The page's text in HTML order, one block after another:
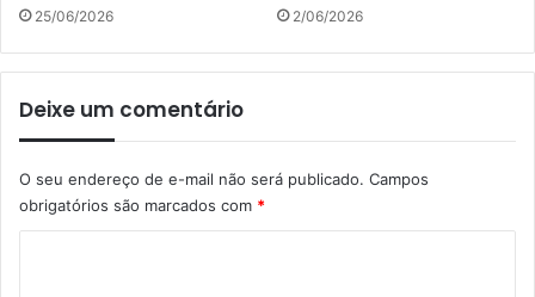
25/06/2026 2/06/2026
Deixe um comentário
O seu endereço de e-mail não será publicado. Campos
obrigatórios são marcados com *